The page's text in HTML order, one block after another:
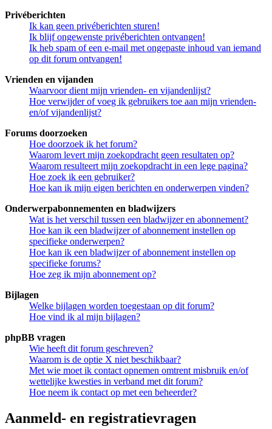
Privéberichten
Ik kan geen privéberichten sturen!
Ik blijf ongewenste privéberichten ontvangen!
Ik heb spam of een e-mail met ongepaste inhoud van iemand
op dit forum ontvangen!
Vrienden en vijanden
Waarvoor dient mijn vrienden- en vijandenlijst?
Hoe verwijder of voeg ik gebruikers toe aan mijn vrienden-
en/of vijandenlijst?
Forums doorzoeken
Hoe doorzoek ik het forum?
Waarom levert mijn zoekopdracht geen resultaten op?
Waarom resulteert mijn zoekopdracht in een lege pagina?
Hoe zoek ik een gebruiker?
Hoe kan ik mijn eigen berichten en onderwerpen vinden?
Onderwerpabonnementen en bladwijzers
Wat is het verschil tussen een bladwijzer en abonnement?
Hoe kan ik een bladwijzer of abonnement instellen op
specifieke onderwerpen?
Hoe kan ik een bladwijzer of abonnement instellen op
specifieke forums?
Hoe zeg ik mijn abonnement op?
Bijlagen
Welke bijlagen worden toegestaan op dit forum?
Hoe vind ik al mijn bijlagen?
phpBB vragen
Wie heeft dit forum geschreven?
Waarom is de optie X niet beschikbaar?
Met wie moet ik contact opnemen omtrent misbruik en/of
wettelijke kwesties in verband met dit forum?
Hoe neem ik contact op met een beheerder?
Aanmeld- en registratievragen